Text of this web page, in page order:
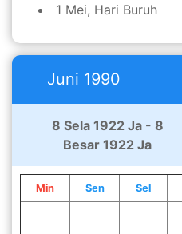
1 Mei, Hari Buruh
Juni 1990
8 Sela 1922 Ja - 8
Besar 1922 Ja
Min Sen Sel